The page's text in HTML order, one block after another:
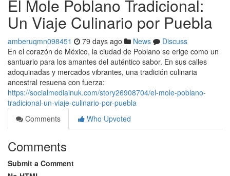
El Mole Poblano Tradicional:
Un Viaje Culinario por Puebla
amberuqmn098451 79 days ago News
Discuss
En el corazón de México, la ciudad de Poblano se erige como un
santuario para los amantes del auténtico sabor. En sus calles
adoquinadas y mercados vibrantes, una tradición culinaria
ancestral resuena con fuerza:
https://socialmediainuk.com/story26908704/el-mole-poblano-
tradicional-un-viaje-culinario-por-puebla
Comments
Who Upvoted
Comments
Submit a Comment